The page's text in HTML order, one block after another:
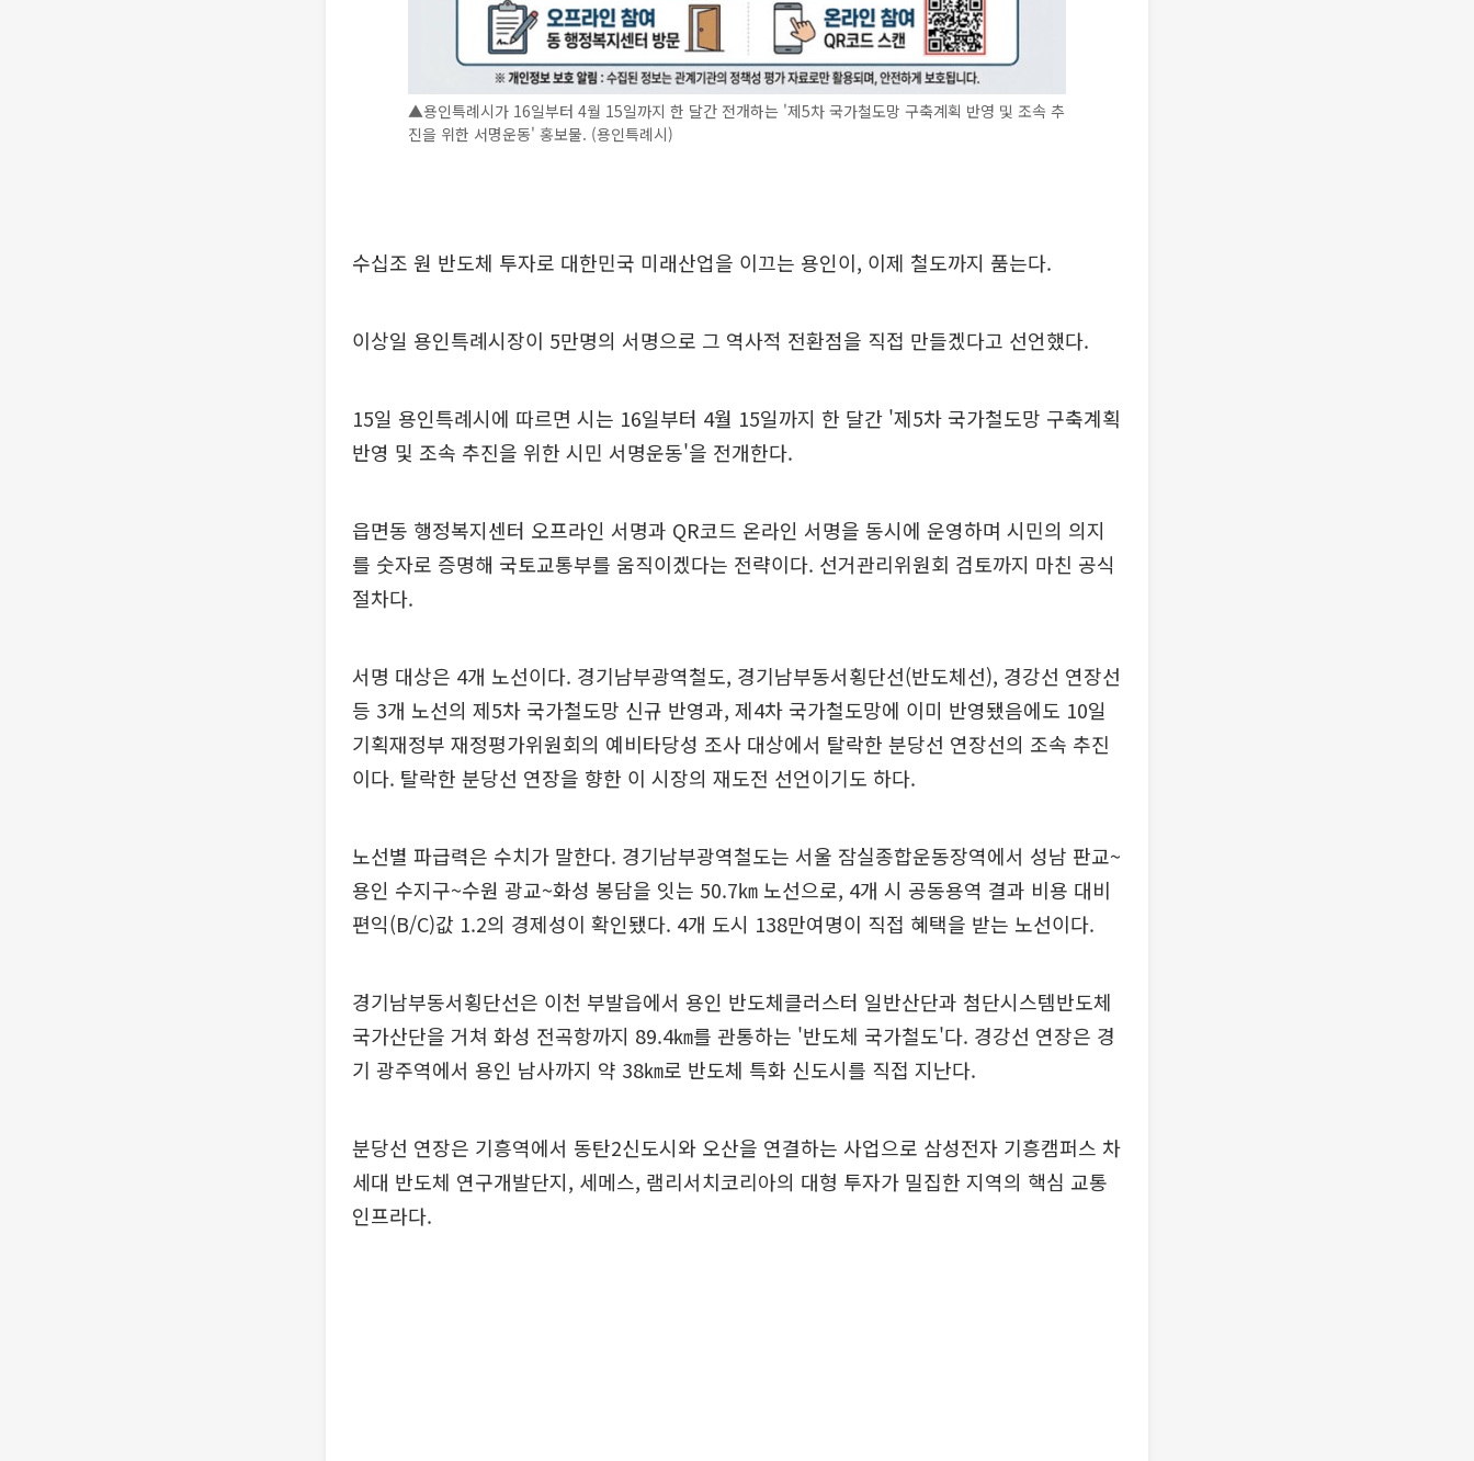
▲용인특례시가 16일부터 4월 15일까지 한 달간 전개하는 '제5차 국가철도망 구축계획 반영 및 조속 추
진을 위한 서명운동' 홍보물. (용인특례시)
수십조 원 반도체 투자로 대한민국 미래산업을 이끄는 용인이, 이제 철도까지 품는다.
이상일 용인특례시장이 5만명의 서명으로 그 역사적 전환점을 직접 만들겠다고 선언했다.
15일 용인특례시에 따르면 시는 16일부터 4월 15일까지 한 달간 '제5차 국가철도망 구축계획
반영 및 조속 추진을 위한 시민 서명운동'을 전개한다.
읍면동 행정복지센터 오프라인 서명과 QR코드 온라인 서명을 동시에 운영하며 시민의 의지
를 숫자로 증명해 국토교통부를 움직이겠다는 전략이다. 선거관리위원회 검토까지 마친 공식
절차다.
서명 대상은 4개 노선이다. 경기남부광역철도, 경기남부동서횡단선(반도체선), 경강선 연장선
등 3개 노선의 제5차 국가철도망 신규 반영과, 제4차 국가철도망에 이미 반영됐음에도 10일
기획재정부 재정평가위원회의 예비타당성 조사 대상에서 탈락한 분당선 연장선의 조속 추진
이다. 탈락한 분당선 연장을 향한 이 시장의 재도전 선언이기도 하다.
노선별 파급력은 수치가 말한다. 경기남부광역철도는 서울 잠실종합운동장역에서 성남 판교~
용인 수지구~수원 광교~화성 봉담을 잇는 50.7㎞ 노선으로, 4개 시 공동용역 결과 비용 대비
편익(B/C)값 1.2의 경제성이 확인됐다. 4개 도시 138만여명이 직접 혜택을 받는 노선이다.
경기남부동서횡단선은 이천 부발읍에서 용인 반도체클러스터 일반산단과 첨단시스템반도체
국가산단을 거쳐 화성 전곡항까지 89.4㎞를 관통하는 '반도체 국가철도'다. 경강선 연장은 경
기 광주역에서 용인 남사까지 약 38㎞로 반도체 특화 신도시를 직접 지난다.
분당선 연장은 기흥역에서 동탄2신도시와 오산을 연결하는 사업으로 삼성전자 기흥캠퍼스 차
세대 반도체 연구개발단지, 세메스, 램리서치코리아의 대형 투자가 밀집한 지역의 핵심 교통
인프라다.